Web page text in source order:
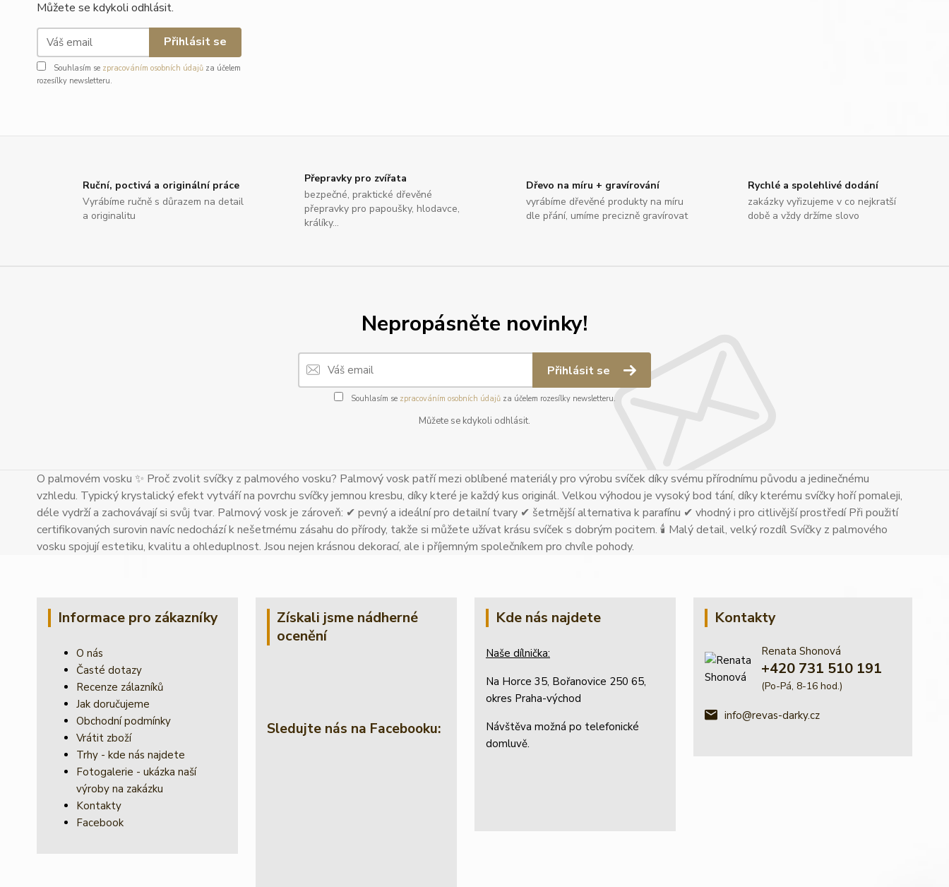
Můžete se kdykoli odhlásit.
Přihlásit se
Souhlasím se zpracováním osobních údajů za účelem
rozesílky newsletteru.
Ruční, poctivá a originální práce
Vyrábíme ručně s důrazem na detail
a originalitu
Přepravky pro zvířata
bezpečné, praktické dřevěné
přepravky pro papoušky, hlodavce,
králíky...
Dřevo na míru + gravírování
vyrábíme dřevěné produkty na míru
dle přání, umíme precizně gravírovat
Rychlé a spolehlivé dodání
zakázky vyřizujeme v co nejkratší
době a vždy držíme slovo
Nepropásněte novinky!
Přihlásit se
Souhlasím se zpracováním osobních údajůza účelem rozesílky newsletteru.
Můžete se kdykoli odhlásit.
O palmovém vosku ✨ Proč zvolit svíčky z palmového vosku? Palmový vosk patří mezi oblíbené materiály pro výrobu svíček díky svému přírodnímu původu a jedinečnému
vzhledu. Typický krystalický efekt vytváří na povrchu svíčky jemnou kresbu, díky které je každý kus originál. Velkou výhodou je vysoký bod tání, díky kterému svíčky hoří pomaleji,
déle vydrží a zachovávají si svůj tvar. Palmový vosk je zároveň: ✔ pevný a ideální pro detailní tvary ✔ šetrnější alternativa k parafínu ✔ vhodný i pro citlivější prostředí Při použití
certifikovaných surovin navíc nedochází k nešetrnému zásahu do přírody, takže si můžete užívat krásu svíček s dobrým pocitem. 🕯 Malý detail, velký rozdíl Svíčky z palmového
vosku spojují estetiku, kvalitu a ohleduplnost. Jsou nejen krásnou dekorací, ale i příjemným společníkem pro chvíle pohody.
Informace pro zákazníky
O nás
Časté dotazy
Recenze zálazníků
Jak doručujeme
Obchodní podmínky
Vrátit zboží
Trhy - kde nás najdete
Fotogalerie - ukázka naší
výroby na zakázku
Kontakty
Facebook
Získali jsme nádherné
ocenění
Sledujte nás na Facebooku:
Kde nás najdete
Naše dílnička:
Na Horce 35, Bořanovice 250 65,
okres Praha-východ
Návštěva možná po telefonické
domluvě.
Kontakty
Renata Shonová
+420 731 510 191
(Po-Pá, 8-16 hod.)
info@revas-darky.cz